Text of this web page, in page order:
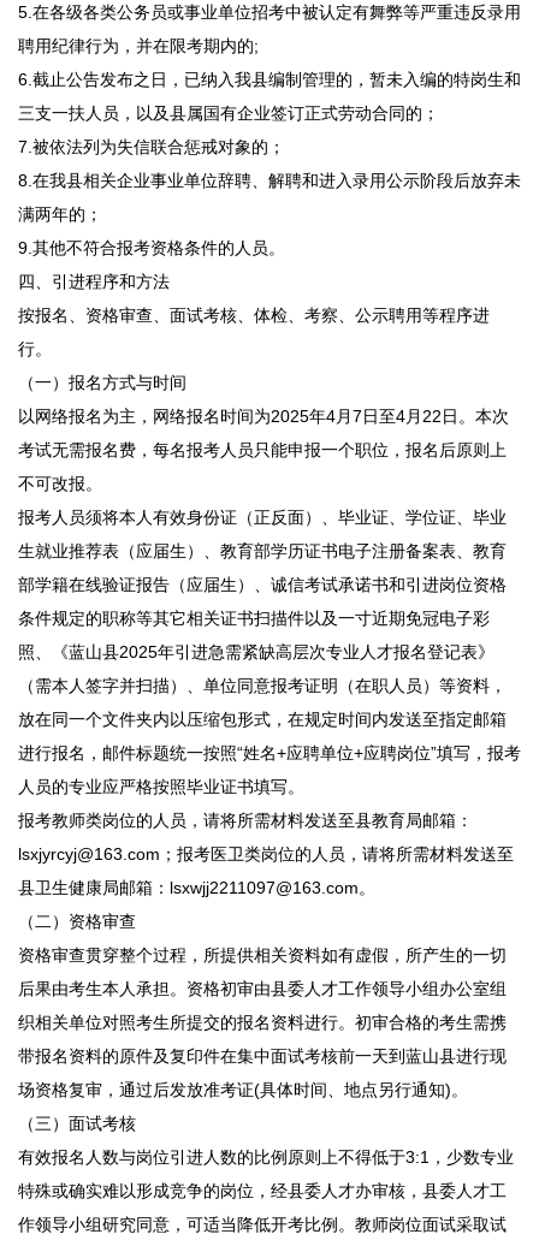
5.在各级各类公务员或事业单位招考中被认定有舞弊等严重违反录用
聘用纪律行为，并在限考期内的;
6.截止公告发布之日，已纳入我县编制管理的，暂未入编的特岗生和
三支一扶人员，以及县属国有企业签订正式劳动合同的；
7.被依法列为失信联合惩戒对象的；
8.在我县相关企业事业单位辞聘、解聘和进入录用公示阶段后放弃未
满两年的；
9.其他不符合报考资格条件的人员。
四、引进程序和方法
按报名、资格审查、面试考核、体检、考察、公示聘用等程序进
行。
（一）报名方式与时间
以网络报名为主，网络报名时间为2025年4月7日至4月22日。本次
考试无需报名费，每名报考人员只能申报一个职位，报名后原则上
不可改报。
报考人员须将本人有效身份证（正反面）、毕业证、学位证、毕业
生就业推荐表（应届生）、教育部学历证书电子注册备案表、教育
部学籍在线验证报告（应届生）、诚信考试承诺书和引进岗位资格
条件规定的职称等其它相关证书扫描件以及一寸近期免冠电子彩
照、《蓝山县2025年引进急需紧缺高层次专业人才报名登记表》
（需本人签字并扫描）、单位同意报考证明（在职人员）等资料，
放在同一个文件夹内以压缩包形式，在规定时间内发送至指定邮箱
进行报名，邮件标题统一按照“姓名+应聘单位+应聘岗位”填写，报考
人员的专业应严格按照毕业证书填写。
报考教师类岗位的人员，请将所需材料发送至县教育局邮箱：
lsxjyrcyj@163.com；报考医卫类岗位的人员，请将所需材料发送至
县卫生健康局邮箱：lsxwjj2211097@163.com。
（二）资格审查
资格审查贯穿整个过程，所提供相关资料如有虚假，所产生的一切
后果由考生本人承担。资格初审由县委人才工作领导小组办公室组
织相关单位对照考生所提交的报名资料进行。初审合格的考生需携
带报名资料的原件及复印件在集中面试考核前一天到蓝山县进行现
场资格复审，通过后发放准考证(具体时间、地点另行通知)。
（三）面试考核
有效报名人数与岗位引进人数的比例原则上不得低于3:1，少数专业
特殊或确实难以形成竞争的岗位，经县委人才办审核，县委人才工
作领导小组研究同意，可适当降低开考比例。教师岗位面试采取试